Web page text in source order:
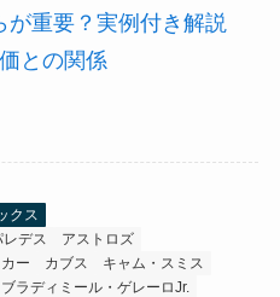
が重要？実例付き解説
との関係
クス
デス
アストロズ
ー カブス
キャム・スミス
ブラディミール・ゲレーロJr.